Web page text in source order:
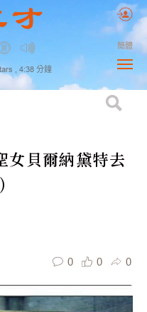
, 4:38 分鐘
簡體
女貝爾納黛特去
0 0 0